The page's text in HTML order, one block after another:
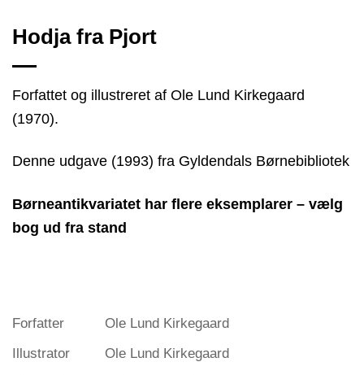
Hodja fra Pjort
Forfattet og illustreret af Ole Lund Kirkegaard
(1970).
Denne udgave (1993) fra Gyldendals Børnebibliotek
Børneantikvariatet har flere eksemplarer – vælg
bog ud fra stand
Forfatter
Ole Lund Kirkegaard
Illustrator
Ole Lund Kirkegaard